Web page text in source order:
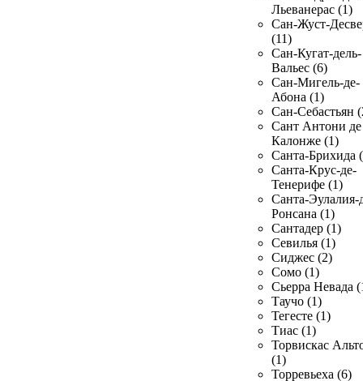
Льеванерас (1)
Сан-Жуст-
(11)
Сан-Кугат-дель-
Вальес (6)
Сан-Мигель-де-
Абона (1)
Сан-Себастьян
Сант Антони де
Калонже (1)
Санта-Брихида
Санта-Крус-де-
Тенерифе (1)
Санта-Эулалия-
Ронсана (1)
Сантадер (1)
Севилья (1)
Сиджес (2)
Сомо (1)
Сьерра Невада
Таучо (1)
Тегесте (1)
Тиас (1)
Торвискас
(1)
Торревьеха (6)